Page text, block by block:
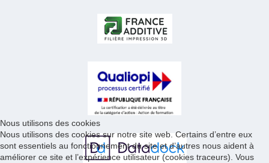
Nous utilisons des cookies
Nous utilisons des cookies sur notre site web. Certains d’entre eux
sont essentiels au fonctionnement du site et d’autres nous aident à
améliorer ce site et l’expérience utilisateur (cookies traceurs). Vous